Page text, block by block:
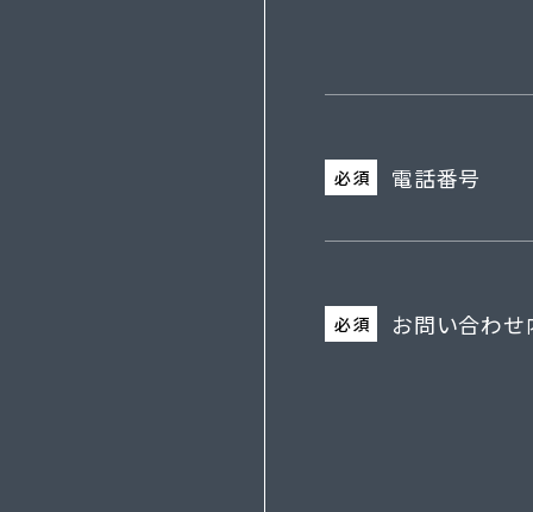
必須 電話番号
必須 お問い合わせ